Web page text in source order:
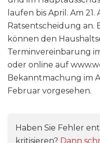
laufen bis April. Am
Ratsentscheidung
können den
Terminvereinbarung
oder online auf
Bekanntmachung im
Februar vorgesehen.
Haben Sie Fehler
kritisieren? Dann